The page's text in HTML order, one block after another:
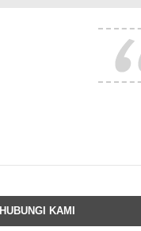
HUBUNGI KAMI